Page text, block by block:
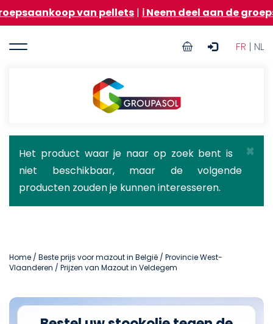
en
de
van pellets|ℹ️ Neem deel aan de
FR | NL
User
Groupasol
×
Statusbericht
Het product waar je naar op zoek bent is
niet beschikbaar, maar de volgende
producten zouden je kunnen interesseren.
Home / Beste prijs voor mazout in België / Provincie West-
Vlaanderen / Prijzen van Mazout in Veldegem